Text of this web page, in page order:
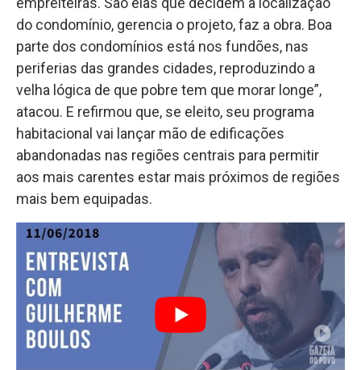
do condomínio, gerencia o projeto, faz a obra. Boa
parte dos condomínios está nos fundões, nas
periferias das grandes cidades, reproduzindo a
velha lógica de que pobre tem que morar longe”,
atacou. E refirmou que, se eleito, seu programa
habitacional vai lançar mão de edificações
abandonadas nas regiões centrais para permitir
aos mais carentes estar mais próximos de regiões
mais bem equipadas.